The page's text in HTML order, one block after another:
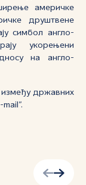
америчке
друштвене
симбол англо-
укорењени
на англо-
између државних